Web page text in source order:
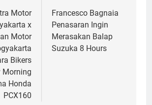
Motor
x
Motor
Bikers
Morning
Honda
PCX160
Francesco Bagnaia
Penasaran Ingin
Merasakan Balap
Suzuka 8 Hours